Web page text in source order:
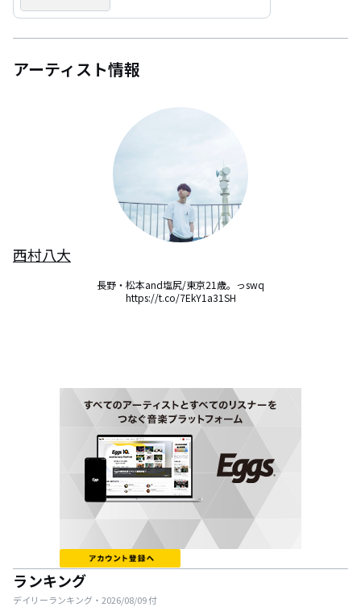
アーティスト情報
西村八大
長野・松本and塩尻/東京21歳。っswq
https://t.co/7EkY1a31SH
ランキング
デイリーランキング・ 2026/08/09付